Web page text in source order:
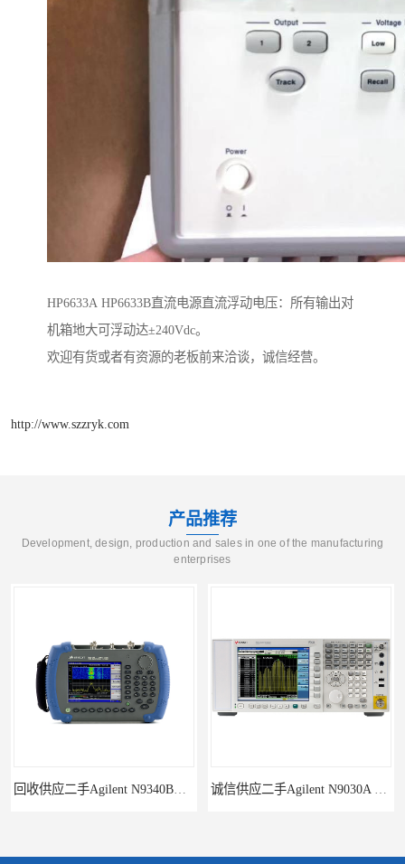
HP6633A HP6633B直流电源直流浮动电压：所有输出对
机箱地大可浮动达±240Vdc。
欢迎有货或者有资源的老板前来洽谈，诚信经营。
http://www.szzryk.com
产品推荐
Development, design, production and sales in one of the manufacturing
enterprises
回收供应二手Agilent N9340B手持式系列频谱分析仪 诚信供应二手Agilent N9030A 系列频谱分析仪